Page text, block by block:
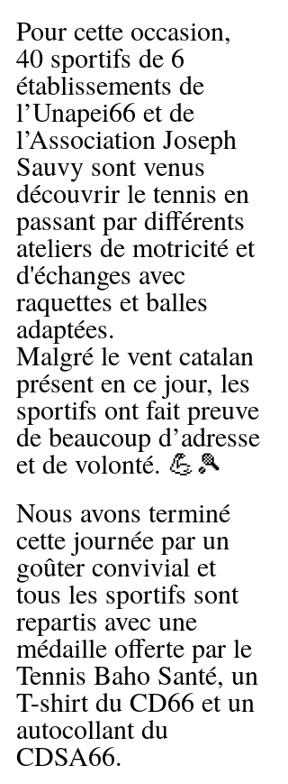
Pour cette occasion,
40 sportifs de 6
établissements de
l’Unapei66 et de
l’Association Joseph
Sauvy sont venus
découvrir le tennis en
passant par différents
ateliers de motricité et
d'échanges avec
raquettes et balles
adaptées.
Malgré le vent catalan
présent en ce jour, les
sportifs ont fait preuve
de beaucoup d’adresse
et de volonté. 💪🎾
Nous avons terminé
cette journée par un
goûter convivial et
tous les sportifs sont
repartis avec une
médaille offerte par le
Tennis Baho Santé, un
T-shirt du CD66 et un
autocollant du
CDSA66.